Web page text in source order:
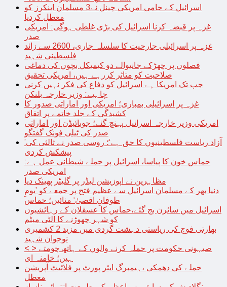
اسرائیل کے حامی امریکی چینل نے3 مسلمان اینکرز کو
معطل کردیا
غزہ پر قبضہ کرنا اسرائیل کی بڑی غلطی ہوگی: امریکی
صدر
غزہ پر اسرائیلی جارحیت کا سلسلہ جاری، 2600 سے زائد
فلسطینی شہید
فصلوں پر چھڑکے جانیوالے دو کیمیکل بچوں کی دماغی
صلاحیت کو متاثر کررہے ہیں، امریکی تحقیق
جب تک امریکا ہے اسرائیل کو دفاع کی فکر نہیں کرنی
چاہیے: وزیر خارجہ بلنکن
غزہ پر اسرائیلی بمباری؛ امریکی اور اماراتی صدور کا
کشیدگی کے جلد خاتمے پر اتفاق
امریکی وزیر خارجہ اسرائیل پہنچ گئے؛ جوبائیڈن اور اماراتی
صدر کی ٹیلی فونک گفتگو
’آزاد ریاست فلسطینیوں کا حق ہے‘؛ روسی صدر نے ثالثی کی
پیشکش کردی
حماس خون کا پیاسا، اسرائیل پر حملے شیطانی عمل ہے:
امریکی صدر
مظاہرین نے اپوزیشن لیڈر پر گلیٹر پھینک دیا
دنیا بھر کے مسلمان اسرائیل سے عظیم فتح پر جمعے کو ’یومِ
طوفانِ اقصیٰ‘ منائیں؛ حماس
اسرائیل میں سائرن بج گئے،حماس کا عسقلان کے رہائشیوں
کو شہر چھوڑنے کا الٹی میٹم
بھارتی فوج کی ریاستی دہشت گردی میں مزید 2 کشمیری
نوجوان شہید
< > صیہونی حکومت پر حملہ کرنے والوں کے ہاتھ چومتے
ہیں؛ خامنہ ای
حملے کی دھمکی ،ہیمبرگ ایئر پورٹ پر فلائیٹ آپریشن
معطل